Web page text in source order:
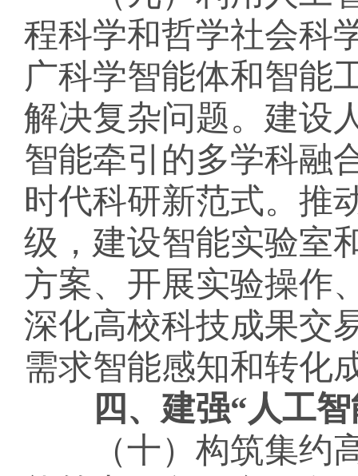
程科学和哲学社会科
广科学智能体和智能
解决复杂问题。建设
智能牵引的多学科融
时代科研新范式。推
级，建设智能实验室
方案、开展实验操作
深化高校科技成果交
需求智能感知和转化
四、建强“人工
（十）构筑集约高